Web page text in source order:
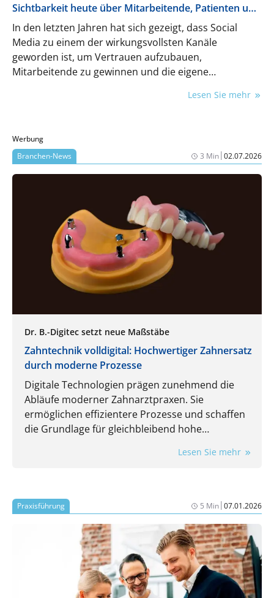
Sichtbarkeit heute über Mitarbeitende, Patienten und
Vertrauen entscheidet
In den letzten Jahren hat sich gezeigt, dass Social
Media zu einem der wirkungsvollsten Kanäle
geworden ist, um Vertrauen aufzubauen,
Mitarbeitende zu gewinnen und die eigene
Weise, wie Patienten und Fachkräfte PraxenLesen Sie mehr
Werbung
Branchen-News
3 Min|02.07.2026
Dr. B.-Digitec setzt neue Maßstäbe
Zahntechnik volldigital: Hochwertiger Zahnersatz
durch moderne Prozesse
Digitale Technologien prägen zunehmend die
Abläufe moderner Zahnarztpraxen. Sie
ermöglichen effizientere Prozesse und schaffen
die Grundlage für gleichbleibend hohe
Zahnersatzlösungen. Von der Datenerfassung
Teleskopversorgungen mit Dr. B.-Digitec als
zuverlässigem Partner künftig vollständig digital
kommuniziert, mittels CAD/CAM und 3D-Druck
nach internationalen Standards gefertigt und
schnell sowie kosteneffizient an die Patient:innen
geliefert. Zahntechnik wird so zu einem digitalen
Ökosystem, das präzise, reproduzierbare und
Lesen Sie mehr
Praxisführung 5 Min|07.01.2026